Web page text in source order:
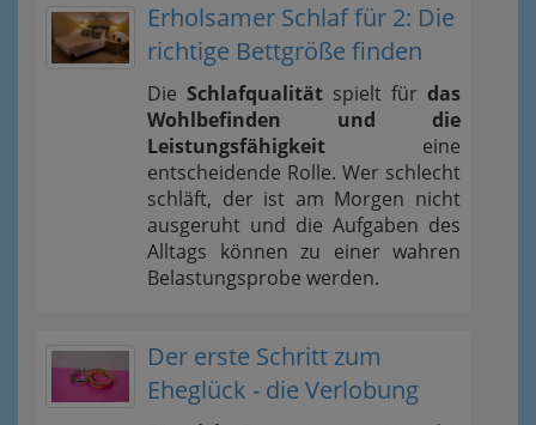
Erholsamer Schlaf für 2: Die
richtige Bettgröße finden
Die Schlafqualität spielt für das
Wohlbefinden und die
Leistungsfähigkeit eine
entscheidende Rolle. Wer schlecht
schläft, der ist am Morgen nicht
ausgeruht und die Aufgaben des
Alltags können zu einer wahren
Belastungsprobe werden.
Der erste Schritt zum
Eheglück - die Verlobung